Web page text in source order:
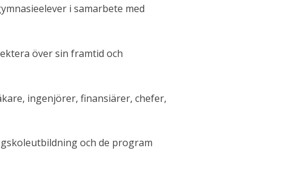
i samarbete med
över sin framtid och
ingenjörer, finansiärer, chefer,
och de program